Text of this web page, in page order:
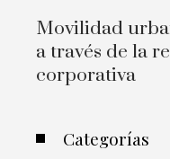
Movilidad
a través de la
corporativa
Categorías